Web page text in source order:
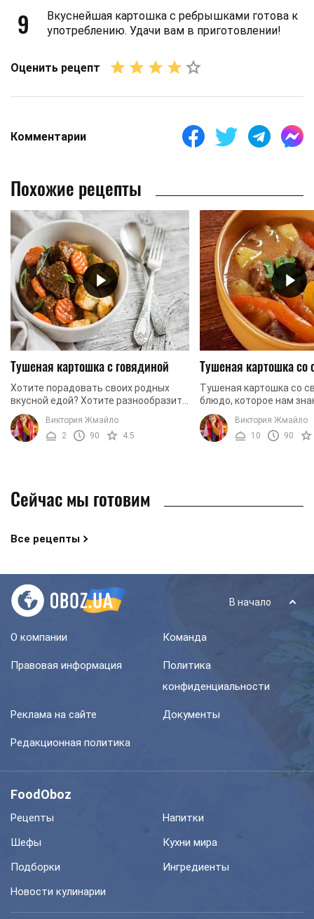
9
Вкуснейшая картошка с ребрышками готова к
употреблению. Удачи вам в приготовлении!
Оценить рецепт
Комментарии
Похожие рецепты
Тушеная картошка с говядиной
Хотите порадовать своих родных
вкусной едой? Хотите разнообразить
свое будничное меню? Тогда мы
предлагаем вам рецепт тушеной
картошки с говядиной. ...
Виктория Жмайло
2
90 4.5
Тушеная картошка со
Тушеная картошка со
блюдо, которое нам
детства. Его готовили
даже бабушки, поэтому
и запах мы узнаем ...
Виктория Жмайло
10
90
Сейчас мы готовим
Все рецепты
В начало
О компании Команда
Правовая информация
Политика
конфиденциальности
Реклама на сайте Документы
Редакционная политика
FoodOboz
Рецепты
Напитки
Шефы
Кухни мира
Подборки
Ингредиенты
Новости кулинарии